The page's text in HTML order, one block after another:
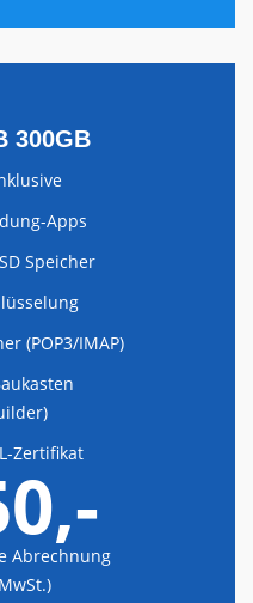
300GB
Apps
Speicher
(POP3/IMAP)
Zertifikat
Abrechnung